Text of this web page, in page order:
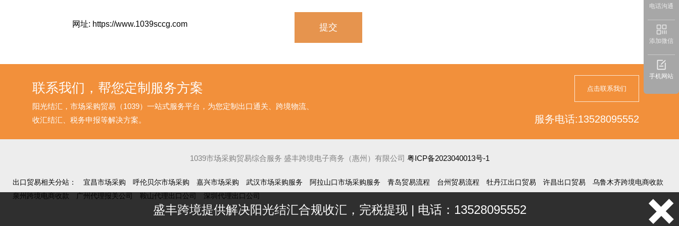
网址: https://www.1039sccg.com
联系我们，帮您定制服务方案
阳光结汇，市场采购贸易（1039）一站式服务平台，为您定制出口通关、跨境物流、
收汇结汇、税务申报等解决方案。
点击联系我们
服务电话:13528095552
1039市场采购贸易综合服务 盛丰跨境电子商务（惠州）有限公司 粤ICP备2023040013号-1
出口贸易相关分站： 宜昌市场采购 呼伦贝尔市场采购 嘉兴市场采购 武汉市场采购服务 阿拉山口市场采购服务 青岛贸易流程 台州贸易流程 牡丹江出口贸易 许昌出口贸易
乌鲁木齐跨境电商收款
泉州跨境电商收款
广州代理报关公司 鞍山代理出口公司 深圳代理出口公司
电话沟通
添加微信
手机网站
盛丰跨境提供解决阳光结汇合规收汇，完税提现 | 电话：13528095552